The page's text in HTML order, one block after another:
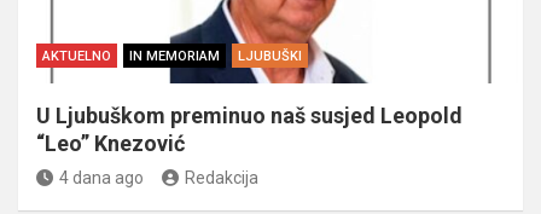
AKTUELNO IN MEMORIAM LJUBUŠKI
U Ljubuškom preminuo naš susjed Leopold
“Leo” Knezović
4 dana ago Redakcija